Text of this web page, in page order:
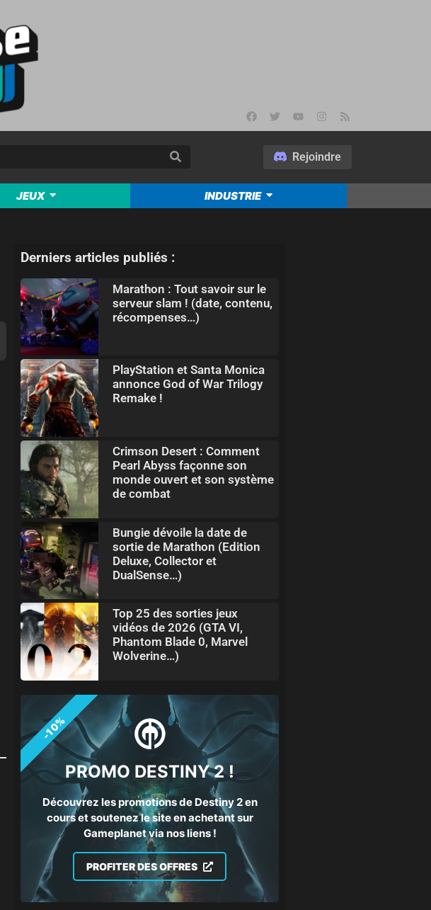
Rejoindre
JEUX INDUSTRIE
Derniers articles publiés :
Marathon : Tout savoir sur le
serveur slam ! (date, contenu,
récompenses…)
PlayStation et Santa Monica
annonce God of War Trilogy
Remake !
Crimson Desert : Comment
Pearl Abyss façonne son
monde ouvert et son système
de combat
Bungie dévoile la date de
sortie de Marathon (Edition
Deluxe, Collector et
DualSense…)
Top 25 des sorties jeux
vidéos de 2026 (GTA VI,
Phantom Blade 0, Marvel
Wolverine…)
PROMO DESTINY 2 !
Découvrez les promotions de Destiny 2 en
cours et soutenez le site en achetant sur
Gameplanet via nos liens !
PROFITER DES OFFRES
-10%